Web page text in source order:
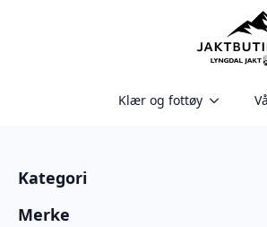
Klær og fottøy
Kategori
Merke